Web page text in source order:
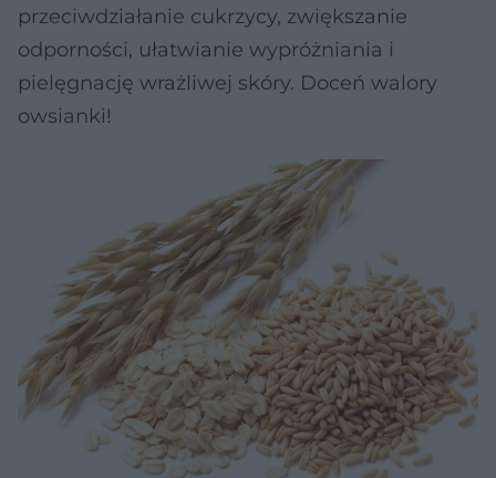
przeciwdziałanie cukrzycy, zwiększanie
odporności, ułatwianie wypróżniania i
pielęgnację wrażliwej skóry. Doceń walory
owsianki!